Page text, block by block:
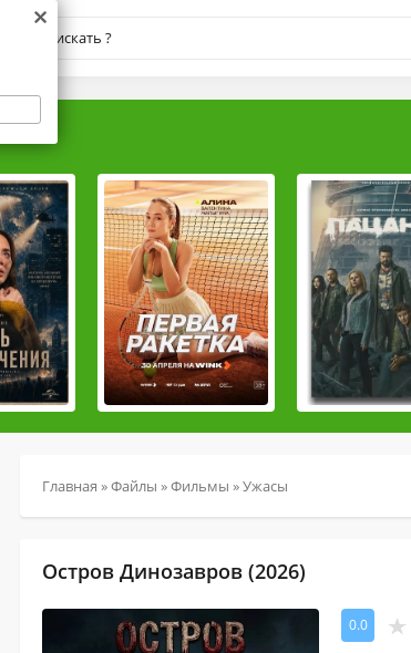
Главная »Файлы »Фильмы »Ужасы
Остров Динозавров (2026)
0.0